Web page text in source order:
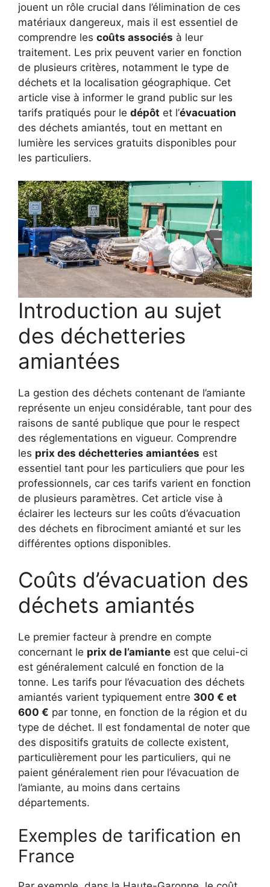
jouent un rôle crucial dans l’élimination de ces
matériaux dangereux, mais il est essentiel de
comprendre les coûts associés à leur
traitement. Les prix peuvent varier en fonction
de plusieurs critères, notamment le type de
déchets et la localisation géographique. Cet
article vise à informer le grand public sur les
tarifs pratiqués pour le dépôt et l’évacuation
des déchets amiantés, tout en mettant en
lumière les services gratuits disponibles pour
les particuliers.
Introduction au sujet
des déchetteries
amiantées
La gestion des déchets contenant de l’amiante
représente un enjeu considérable, tant pour des
raisons de santé publique que pour le respect
des réglementations en vigueur. Comprendre
les prix des déchetteries amiantées est
essentiel tant pour les particuliers que pour les
professionnels, car ces tarifs varient en fonction
de plusieurs paramètres. Cet article vise à
éclairer les lecteurs sur les coûts d’évacuation
des déchets en fibrociment amianté et sur les
différentes options disponibles.
Coûts d’évacuation des
déchets amiantés
Le premier facteur à prendre en compte
concernant le prix de l’amiante est que celui-ci
est généralement calculé en fonction de la
tonne. Les tarifs pour l’évacuation des déchets
amiantés varient typiquement entre 300 € et
600 € par tonne, en fonction de la région et du
type de déchet. Il est fondamental de noter que
des dispositifs gratuits de collecte existent,
particulièrement pour les particuliers, qui ne
paient généralement rien pour l’évacuation de
l’amiante, au moins dans certains
départements.
Exemples de tarification en
France